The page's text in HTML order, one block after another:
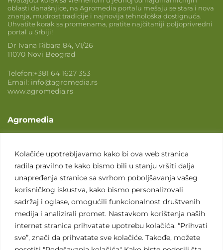
Kolačiće upotrebljavamo kako bi ova web stranica
radila pravilno te kako bismo bili u stanju vršiti dalja
unapređenja stranice sa svrhom poboljšavanja vašeg
korisničkog iskustva, kako bismo personalizovali
sadržaj i oglase, omogućili funkcionalnost društvenih
medija i analizirali promet. Nastavkom korištenja naših
internet stranica prihvatate upotrebu kolačića. “Prihvati
sve”, znači da prihvatate sve kolačiće. Takođe, možete
oblasti današnjice, na Agromedia portalu mešaju se stara i nova
znanja, mudrost tradicije i najnovija tehnološka dostignuća.
Uhvatite korak sa promenama, pratite najčitaniji poljoprivredni
portal u Srbiji!
Dr Ivana Ribara 84, VI/26
11070 Novi Beograd
Telefon:+381 64 1627 353
Email: info@agromedia.rs
www.agromedia.rs
Agromedia
Svet poljoprivrede
Marketing usluge
Tražimo saradnike
Kontakt
Kontakt